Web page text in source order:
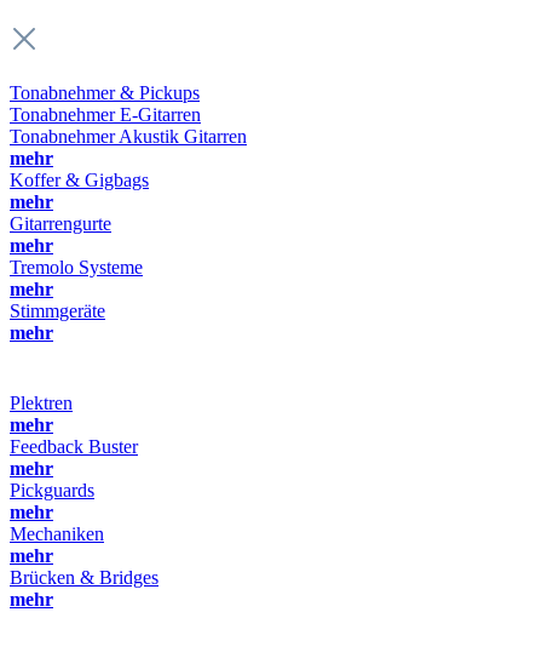
Tonabnehmer & Pickups
Tonabnehmer E-Gitarren
Tonabnehmer Akustik Gitarren
mehr
Koffer & Gigbags
mehr
Gitarrengurte
mehr
Tremolo Systeme
mehr
Stimmgeräte
mehr
Plektren
mehr
Feedback Buster
mehr
Pickguards
mehr
Mechaniken
mehr
Brücken & Bridges
mehr